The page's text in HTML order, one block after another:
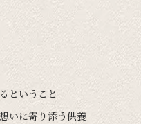
ということ
いに寄り添う供養